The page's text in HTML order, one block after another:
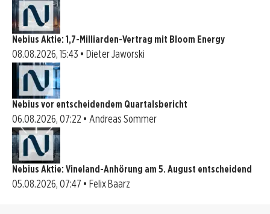
Nebius Aktie: 1,7-Milliarden-Vertrag mit Bloom Energy
08.08.2026, 15:43 • Dieter Jaworski
Nebius vor entscheidendem Quartalsbericht
06.08.2026, 07:22 • Andreas Sommer
Nebius Aktie: Vineland-Anhörung am 5. August entscheidend
05.08.2026, 07:47 • Felix Baarz